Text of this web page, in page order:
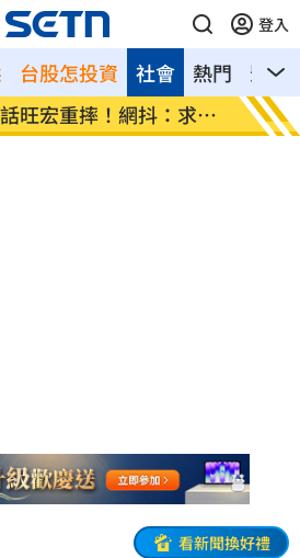
登入
台股怎投資 熱門 影音
社會
旺宏重摔！網抖：求放
吉安
看新聞換好禮